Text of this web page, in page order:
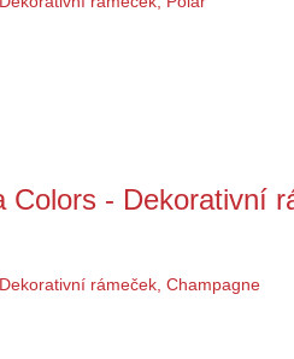
Colors - Dekorativní